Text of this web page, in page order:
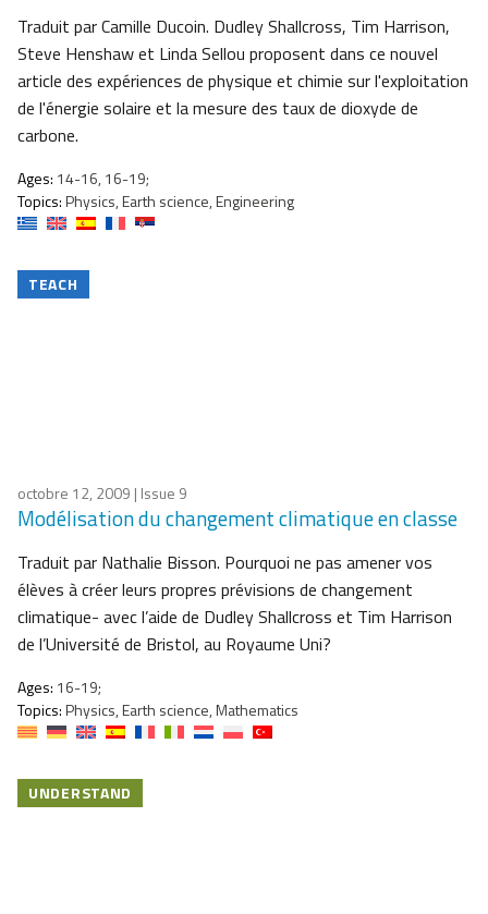
Traduit par Camille Ducoin. Dudley Shallcross, Tim Harrison,
Steve Henshaw et Linda Sellou proposent dans ce nouvel
article des expériences de physique et chimie sur l'exploitation
de l'énergie solaire et la mesure des taux de dioxyde de
carbone.
Ages: 14-16, 16-19;
Topics:Physics, Earth science, Engineering
TEACH
octobre 12, 2009 | Issue 9
Modélisation du changement climatique en classe
Traduit par Nathalie Bisson. Pourquoi ne pas amener vos
élèves à créer leurs propres prévisions de changement
climatique- avec l’aide de Dudley Shallcross et Tim Harrison
de l’Université de Bristol, au Royaume Uni?
Ages: 16-19;
Topics:Physics, Earth science, Mathematics
UNDERSTAND